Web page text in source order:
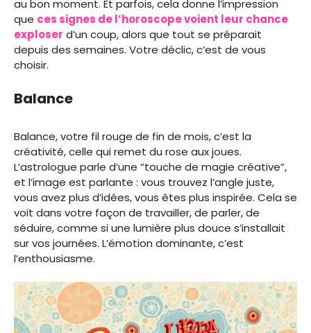
au bon moment. Et parfois, cela donne l’impression
que ces signes de l’horoscope voient leur chance
exploser d’un coup, alors que tout se préparait
depuis des semaines. Votre déclic, c’est de vous
choisir.
Balance
Balance, votre fil rouge de fin de mois, c’est la
créativité, celle qui remet du rose aux joues.
L’astrologue parle d’une “touche de magie créative”,
et l’image est parlante : vous trouvez l’angle juste,
vous avez plus d’idées, vous êtes plus inspirée. Cela se
voit dans votre façon de travailler, de parler, de
séduire, comme si une lumière plus douce s’installait
sur vos journées. L’émotion dominante, c’est
l’enthousiasme.